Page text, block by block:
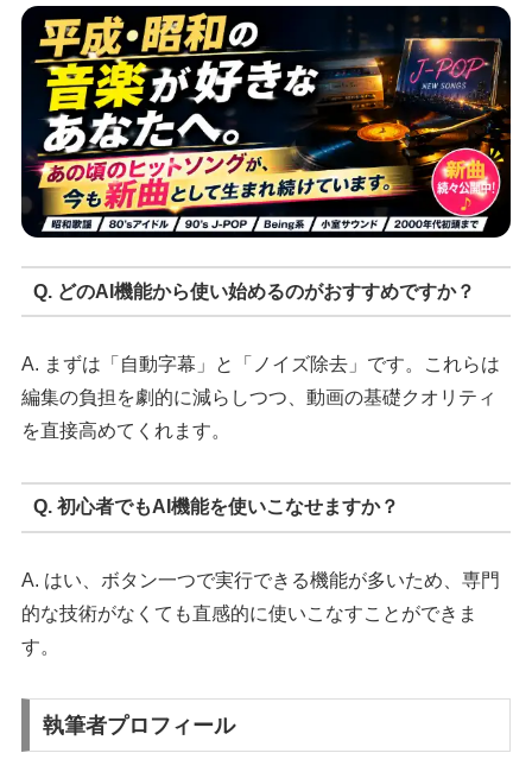
Q. どのAI機能から使い始めるのがおすすめですか？
A. まずは「自動字幕」と「ノイズ除去」です。これらは
編集の負担を劇的に減らしつつ、動画の基礎クオリティ
を直接高めてくれます。
Q. 初心者でもAI機能を使いこなせますか？
A. はい、ボタン一つで実行できる機能が多いため、専門
的な技術がなくても直感的に使いこなすことができま
す。
執筆者プロフィール